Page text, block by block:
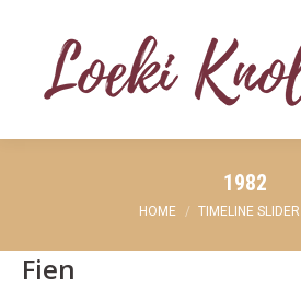
1982
Je bent hier:
HOME TIMELINE SLIDER
Fien